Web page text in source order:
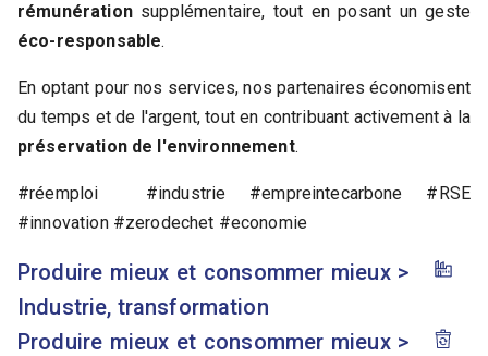
rémunérationsupplémentaire, tout en posant un geste
éco-responsable.
En optant pour nos services, nos partenaires économisent
du temps et de l'argent, tout en contribuant activement à la
préservation de l'environnement.
#réemploi #industrie #empreintecarbone #RSE
#innovation #zerodechet #economie
Produire mieux et consommer mieux>
Industrie, transformation
Produire mieux et consommer mieux>